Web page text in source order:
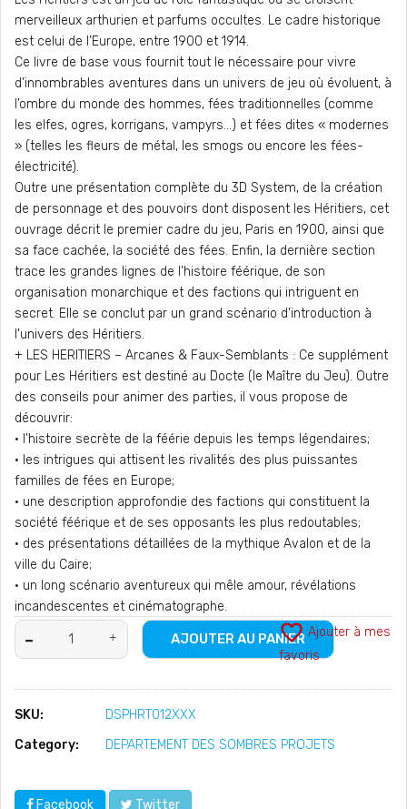
merveilleux arthurien et parfums occultes. Le cadre historique
est celui de l’Europe, entre 1900 et 1914.
Ce livre de base vous fournit tout le nécessaire pour vivre
d’innombrables aventures dans un univers de jeu où évoluent, à
l’ombre du monde des hommes, fées traditionnelles (comme
les elfes, ogres, korrigans, vampyrs…) et fées dites « modernes
» (telles les fleurs de métal, les smogs ou encore les fées-
électricité).
Outre une présentation complète du 3D System, de la création
de personnage et des pouvoirs dont disposent les Héritiers, cet
ouvrage décrit le premier cadre du jeu, Paris en 1900, ainsi que
sa face cachée, la société des fées. Enfin, la dernière section
trace les grandes lignes de l’histoire féérique, de son
organisation monarchique et des factions qui intriguent en
secret. Elle se conclut par un grand scénario d’introduction à
l’univers des Héritiers.
+ LES HERITIERS – Arcanes & Faux-Semblants : Ce supplément
pour Les Héritiers est destiné au Docte (le Maître du Jeu). Outre
des conseils pour animer des parties, il vous propose de
découvrir:
• l’histoire secrète de la féérie depuis les temps légendaires;
• les intrigues qui attisent les rivalités des plus puissantes
familles de fées en Europe;
• une description approfondie des factions qui constituent la
société féérique et de ses opposants les plus redoutables;
• des présentations détaillées de la mythique Avalon et de la
ville du Caire;
• un long scénario aventureux qui mêle amour, révélations
incandescentes et cinématographe.
AJOUTER AU PANIER
favorite_border Ajouter à mes
favoris
SKU:
DSPHRT012XXX
Category:
DEPARTEMENT DES SOMBRES PROJETS
Facebook Twitter